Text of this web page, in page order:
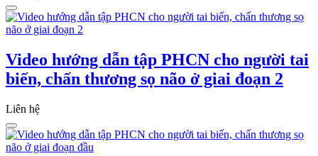
Video hướng dẫn tập PHCN cho người tai
biến, chấn thương sọ não ở giai đoạn 2
Liên hệ